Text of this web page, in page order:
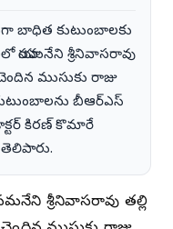
బాధిత కుటుంబాలకు
యాసమనేని శ్రీనివాసరావు
ముసుకు రాజు
బీఆర్‌ఎస్
కిరణ్ కొమారే
శ్రీనివాసరావు తల్లి